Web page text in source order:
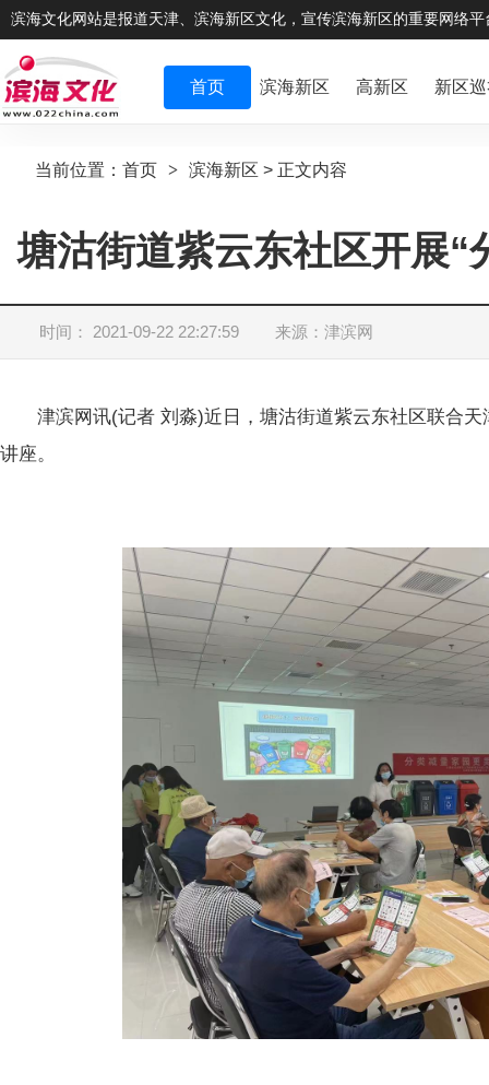
滨海文化网站是报道天津、滨海新区文化，宣传滨海新区的重要网络平
首页 滨海新区 高新区 新区
当前位置： 首页 > 滨海新区 > 正文内容
塘沽街道紫云东社区开展“
时间： 2021-09-22 22:27:59 来源：津滨网
津滨网讯(记者 刘淼)近日，塘沽街道紫云东社区联合天
讲座。